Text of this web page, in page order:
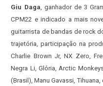
Giu Daga, ganhador de 3
CPM22 e indicado a mais
guitarrista de bandas de rock
trajetória, participação na
Charlie Brown Jr, NX Zero,
Negra Li, Glória, Arctic
(Brasil), Manu Gavassi,